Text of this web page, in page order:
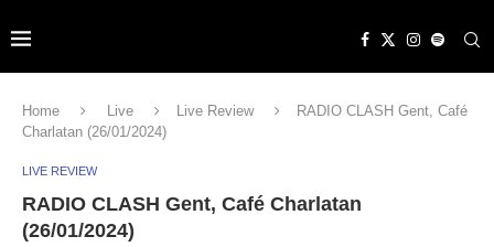
Home Live Live Review
RADIO CLASH Gent, Café
Charlatan (26/01/2024)
LIVE REVIEW
RADIO CLASH Gent, Café Charlatan
(26/01/2024)